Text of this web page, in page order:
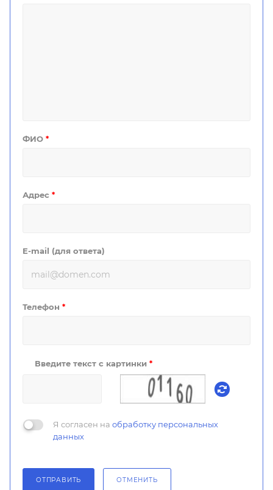
ФИО *
Адрес *
E-mail (для ответа)
Телефон *
Введите текст с картинки *
Я согласен на обработку персональных
данных
ОТПРАВИТЬ ОТМЕНИТЬ